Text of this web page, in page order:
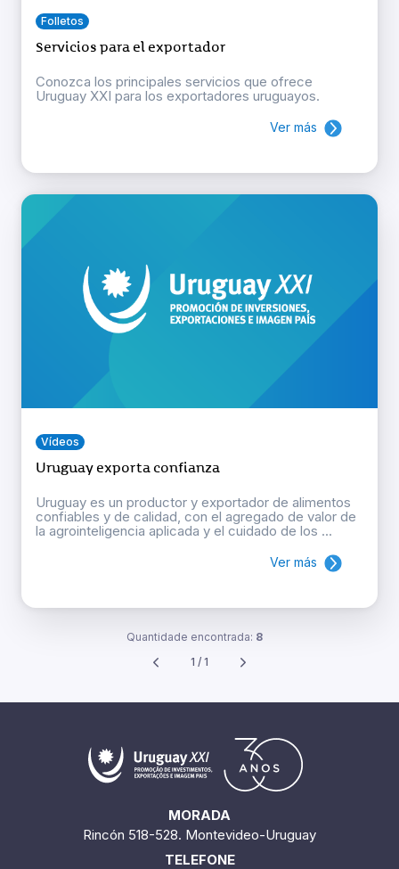
Folletos
Servicios para el exportador
Conozca los principales servicios que ofrece
Uruguay XXI para los exportadores uruguayos.
Ver más
Vídeos
Uruguay exporta confianza
Uruguay es un productor y exportador de alimentos
confiables y de calidad, con el agregado de valor de
la agrointeligencia aplicada y el cuidado de los ...
Ver más
Quantidade encontrada: 8
1 / 1
MORADA
Rincón 518-528. Montevideo-Uruguay
TELEFONE